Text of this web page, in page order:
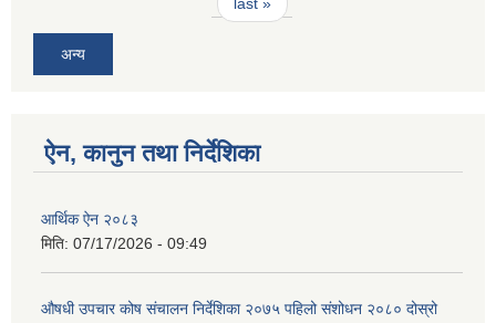
अन्य
ऐन, कानुन तथा निर्देशिका
आर्थिक ऐन २०८३
मिति: 07/17/2026 - 09:49
औषधी उपचार कोष संचालन निर्देशिका २०७५ पहिलो संशोधन २०८० दोस्रो